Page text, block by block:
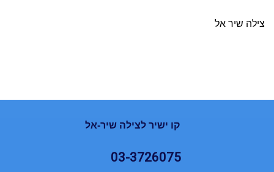
צילה שיר אל
קו ישיר לצילה שיר-אל
03-3726075